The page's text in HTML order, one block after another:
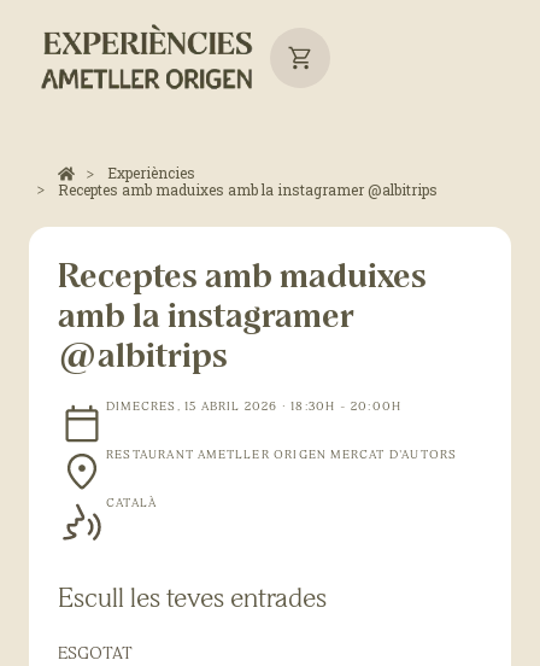
Experiències
Receptes amb maduixes amb la instagramer @albitrips
Receptes amb maduixes
amb la instagramer
@albitrips
DIMECRES, 15 ABRIL 2026 · 18:30H - 20:00H
RESTAURANT AMETLLER ORIGEN MERCAT D'AUTORS
CATALÀ
Escull les teves entrades
ESGOTAT